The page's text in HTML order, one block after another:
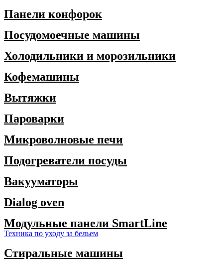
Панели конфорок
Посудомоечные машины
Холодильники и морозильники
Кофемашины
Вытяжки
Пароварки
Микроволновые печи
Подогреватели посуды
Вакууматоры
Dialog oven
Модульные панели SmartLine
Техника по уходу за бельем
Стиральные машины